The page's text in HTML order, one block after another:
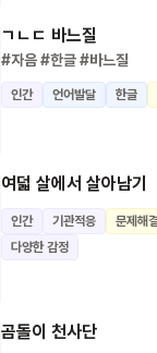
ㄱㄴㄷ 바느질
#자음#한글#바느질
인간 언어발달 한글
여덟 살에서 살아남기
인간 기관적응 문제해
다양한 감정
곰돌이 천사단